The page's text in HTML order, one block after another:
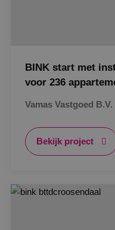
BINK start met
voor 236
Vamas Vastgoed B.V.
Bekijk project